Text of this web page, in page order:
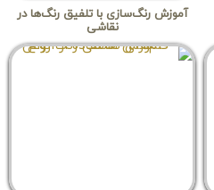
آموزش رنگ‌سازی با تلفیق رنگ‌ها در
نقاشی